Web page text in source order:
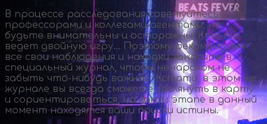
В процессе расследования советуйтесь с
профессорами и коллегами-агентами, но
будьте внимательны и осторожны. Кто-то
ведет двойную игру… Поэтому рекомендуем
все свои наблюдения и находки заносить в
специальный журнал, чтобы ненароком не
забыть что-нибудь важное. Кстати, в этом же
журнале вы всегда сможете заглянуть в карту
и сориентироваться, на каком этапе в данный
момент находятся ваши поиски истины.